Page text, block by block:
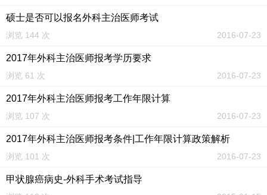
硕士是否可以报名外科主治医师考试
浏览 144 次 2016-07-23
2017年外科主治医师报考学历要求
浏览 61 次 2016-07-23
2017年外科主治医师报考工作年限计算
浏览 107 次 2016-07-23
2017年外科主治医师报考条件|工作年限计算政策解析
浏览 101 次 2016-07-23
甲状腺癌病史-外科手术考试指导